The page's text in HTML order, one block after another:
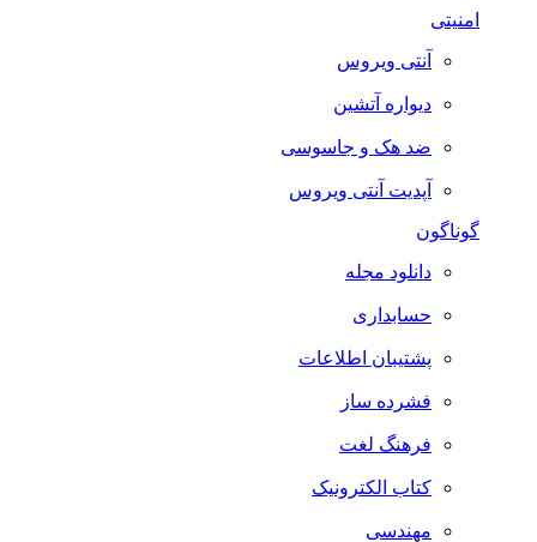
امنیتی
آنتی ویروس
دیواره آتشین
ضد هک و جاسوسی
آپدیت آنتی ویروس
گوناگون
دانلود مجله
حسابداری
پشتیبان اطلاعات
فشرده ساز
فرهنگ لغت
کتاب الکترونیک
مهندسی